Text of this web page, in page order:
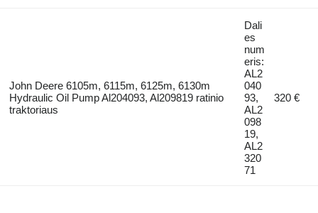
John Deere 6105m, 6115m, 6125m, 6130m
Hydraulic Oil Pump Al204093, Al209819 ratinio
traktoriaus
Dali
es
num
eris:
AL2
040
93,
AL2
098
19,
AL2
320
71
320 €